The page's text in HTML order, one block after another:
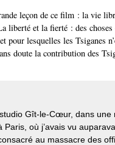
leçon de ce film : la vie
liberté et la fierté : des
pour lesquelles les Tsiganes
doute la contribution des
Gît-le-Cœur, dans une
Paris, où j’avais vu
au massacre des